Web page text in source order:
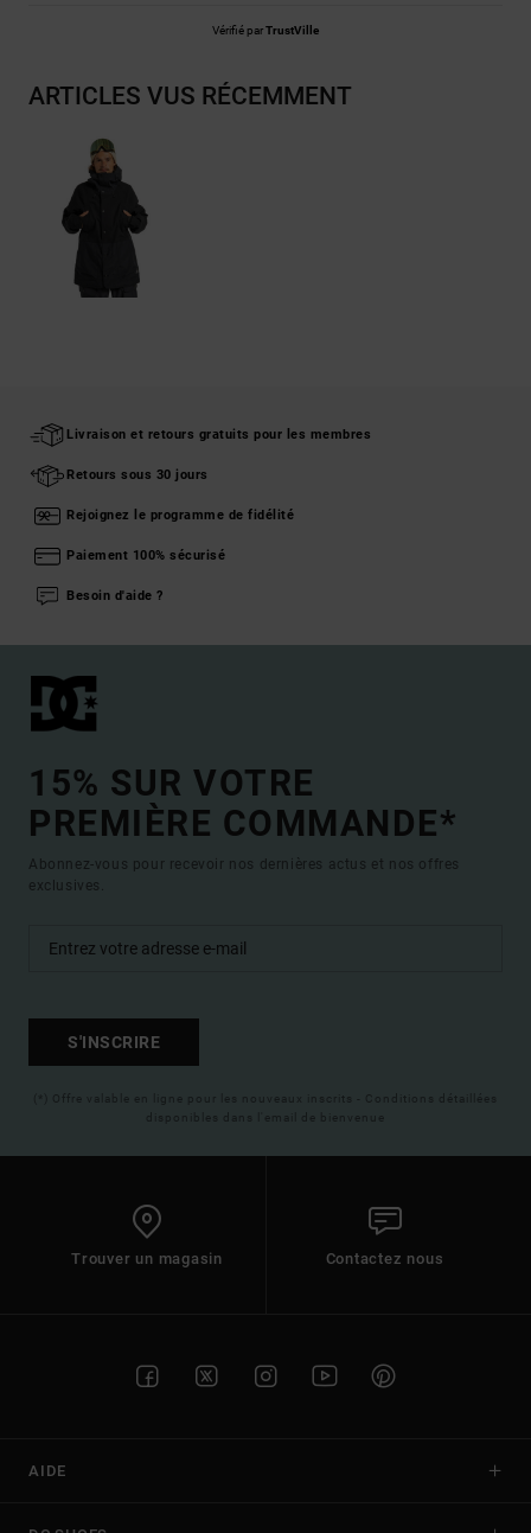
Vérifié parTrustVille
ARTICLES VUS RÉCEMMENT
Livraison et retours gratuits pour les membres
Retours sous 30 jours
Rejoignez le programme de fidélité
Paiement 100% sécurisé
Besoin d'aide ?
15% SUR VOTRE
PREMIÈRE COMMANDE*
Abonnez-vous pour recevoir nos dernières actus et nos offres
exclusives.
S'INSCRIRE
(*) Offre valable en ligne pour les nouveaux inscrits - Conditions détaillées
disponibles dans l'email de bienvenue
Trouver un magasin Contactez nous
AIDE